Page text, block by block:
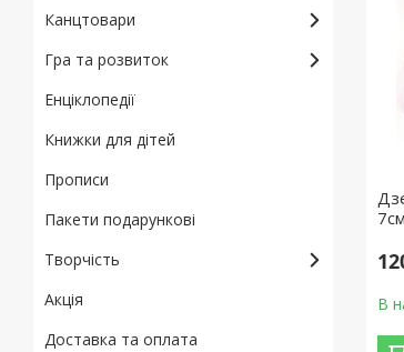
В
Канцтовари
Гра та розвиток
Енціклопедії
Книжки для дітей
Прописи
Пакети подарункові
Творчість
Акція
Доставка та оплата